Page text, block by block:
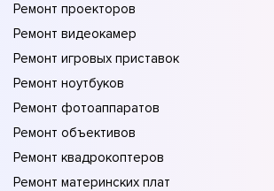
Ремонт проекторов
Ремонт видеокамер
Ремонт игровых приставок
Ремонт ноутбуков
Ремонт фотоаппаратов
Ремонт объективов
Ремонт квадрокоптеров
Ремонт материнских плат